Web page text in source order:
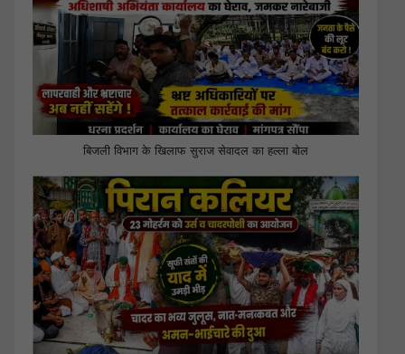
बिजली विभाग के खिलाफ सुराज सेवादल का हल्ला बोल